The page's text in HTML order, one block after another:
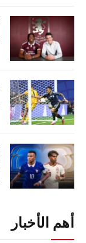
أهم الأخبار